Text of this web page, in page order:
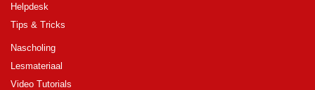
Helpdesk
Tips & Tricks
Nascholing
Lesmateriaal
Video Tutorials